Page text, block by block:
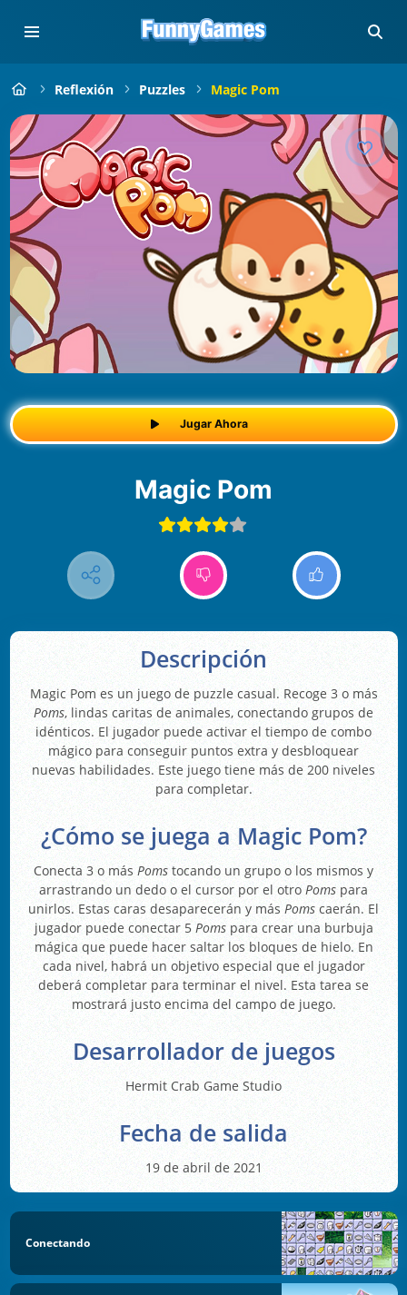
Reflexión Puzzles Magic Pom
Jugar Ahora
Magic Pom
Descripción
Magic Pom es un juego de puzzle casual. Recoge 3 o más
Poms, lindas caritas de animales, conectando grupos de
idénticos. El jugador puede activar el tiempo de combo
mágico para conseguir puntos extra y desbloquear
nuevas habilidades. Este juego tiene más de 200 niveles
para completar.
¿Cómo se juega a Magic Pom?
Conecta 3 o más Poms tocando un grupo o los mismos y
arrastrando un dedo o el cursor por el otro Poms para
unirlos. Estas caras desaparecerán y más Poms caerán. El
jugador puede conectar 5 Pomspara crear una burbuja
mágica que puede hacer saltar los bloques de hielo. En
cada nivel, habrá un objetivo especial que el jugador
deberá completar para terminar el nivel. Esta tarea se
mostrará justo encima del campo de juego.
Desarrollador de juegos
Hermit Crab Game Studio
Fecha de salida
19 de abril de 2021
Conectando